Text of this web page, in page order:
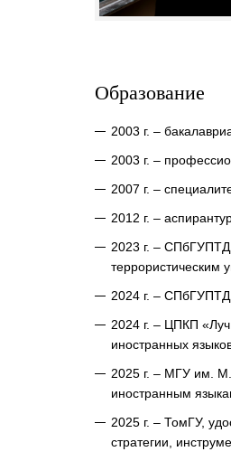
Образование
2003 г. –
2003 г. –
2007 г. –
2012 г. –
2023 г. –
террористическим
2024 г. –
2024 г. – ЦПКП
иностранных
2025 г. – МГУ им.
иностранным
2025 г. – ТомГУ,
стратегии,